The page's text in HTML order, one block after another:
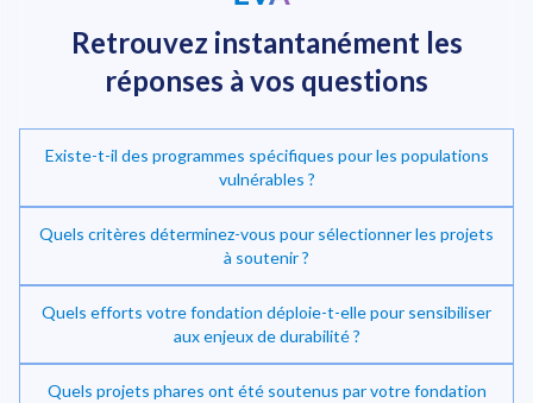
Investir dans la transition énergétique
Retrouvez instantanément les
réponses à vos questions
Existe-t-il des programmes spécifiques pour les populations
vulnérables ?
Quels critères déterminez-vous pour sélectionner les projets
à soutenir ?
Quels efforts votre fondation déploie-t-elle pour sensibiliser
aux enjeux de durabilité ?
Quels projets phares ont été soutenus par votre fondation